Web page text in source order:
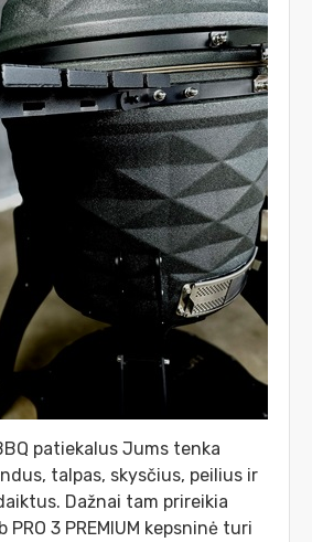
patiekalus Jums tenka
talpas, skysčius, peilius ir
Dažnai tam prireikia
PRO 3 PREMIUM kepsninė turi